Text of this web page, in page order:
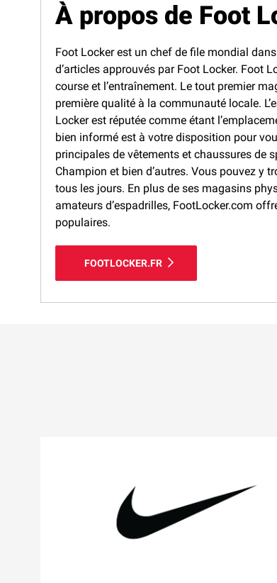
À propos de Foot
Foot Locker est un chef de file mondial
d’articles approuvés par Foot Locker. Foot
course et l’entraînement. Le tout premier
première qualité à la communauté locale.
Locker est réputée comme étant
bien informé est à votre disposition pour
principales de vêtements et chaussures de
Champion et bien d’autres. Vous pouvez y
tous les jours. En plus de ses magasins
amateurs d’espadrilles, FootLocker.com
populaires.
FOOTLOCKER.FR